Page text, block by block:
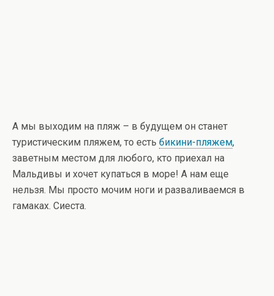
А мы выходим на пляж – в будущем он станет
туристическим пляжем, то есть бикини-пляжем,
заветным местом для любого, кто приехал на
Мальдивы и хочет купаться в море! А нам еще
нельзя. Мы просто мочим ноги и разваливаемся в
гамаках. Сиеста.